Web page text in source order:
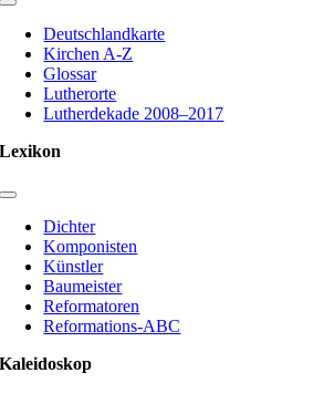
Toggle
NavigationDeutschlandkarte
Kirchen A-Z
Glossar
Lutherorte
Lutherdekade 2008–2017
Lexikon
Toggle
Navigation
Dichter
Komponisten
Künstler
Baumeister
Reformatoren
Reformations-ABC
Kaleidoskop